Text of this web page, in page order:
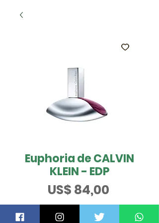
Euphoria de CALVIN
KLEIN - EDP
US$ 84,00Preço
Tamanho*